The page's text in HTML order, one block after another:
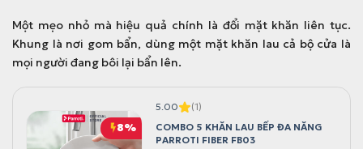
Một mẹo nhỏ mà hiệu quả chính là đổi mặt khăn liên tục.
Khung là nơi gom bẩn, dùng một mặt khăn lau cả bộ cửa là
mọi người đang bôi lại bẩn lên.
8%
5.00
(1)
COMBO 5 KHĂN LAU BẾP ĐA NĂNG
PARROTI FIBER FB03